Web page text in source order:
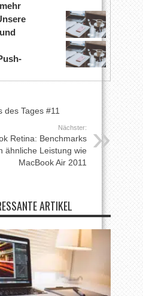
des Tages #11
Nächster:
Retina: Benchmarks
ähnliche Leistung wie
MacBook Air 2011
ARTIKEL